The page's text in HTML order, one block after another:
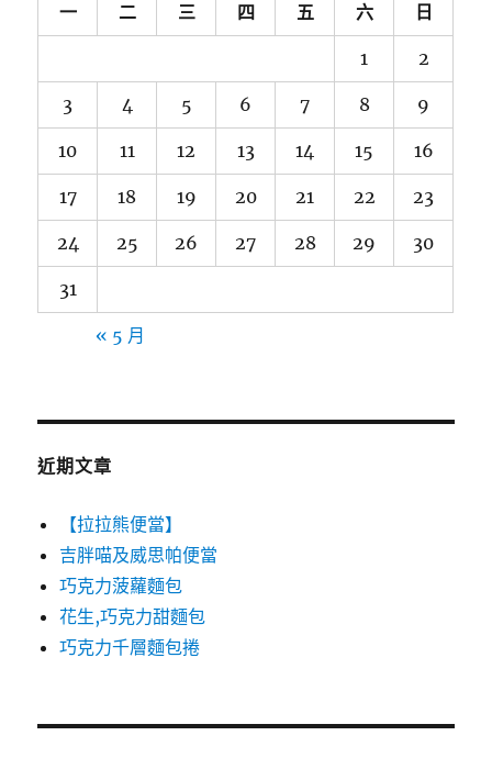
一 二 三 四 五 六 日
1 2
3 4 5 6 7 8 9
10 11 12 13 14 15 16
17 18 19 20 21 22 23
24 25 26 27 28 29 30
31
« 5 月
近期文章
【拉拉熊便當】
吉胖喵及威思帕便當
巧克力菠蘿麵包
花生,巧克力甜麵包
巧克力千層麵包捲